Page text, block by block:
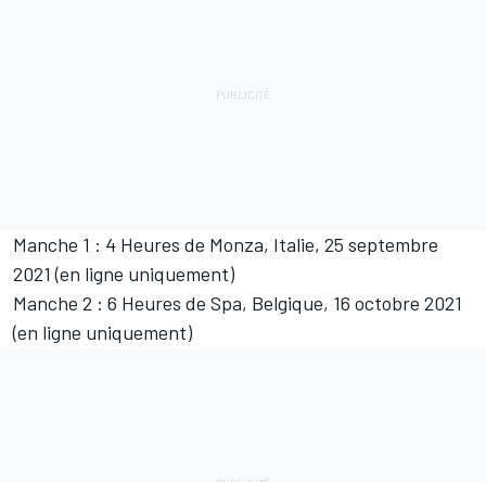
Manche 1 : 4 Heures de Monza, Italie, 25 septembre
2021 (en ligne uniquement)
Manche 2 : 6 Heures de Spa, Belgique, 16 octobre 2021
(en ligne uniquement)